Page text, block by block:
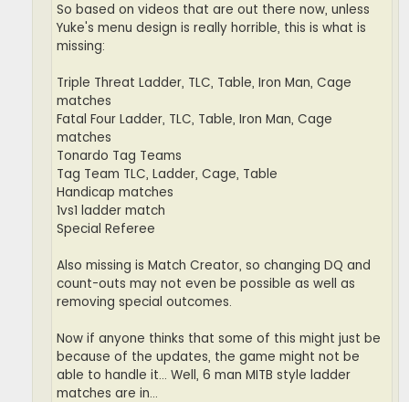
So based on videos that are out there now, unless
Yuke's menu design is really horrible, this is what is
missing:
Triple Threat Ladder, TLC, Table, Iron Man, Cage
matches
Fatal Four Ladder, TLC, Table, Iron Man, Cage
matches
Tonardo Tag Teams
Tag Team TLC, Ladder, Cage, Table
Handicap matches
1vs1 ladder match
Special Referee
Also missing is Match Creator, so changing DQ and
count-outs may not even be possible as well as
removing special outcomes.
Now if anyone thinks that some of this might just be
because of the updates, the game might not be
able to handle it... Well, 6 man MITB style ladder
matches are in...